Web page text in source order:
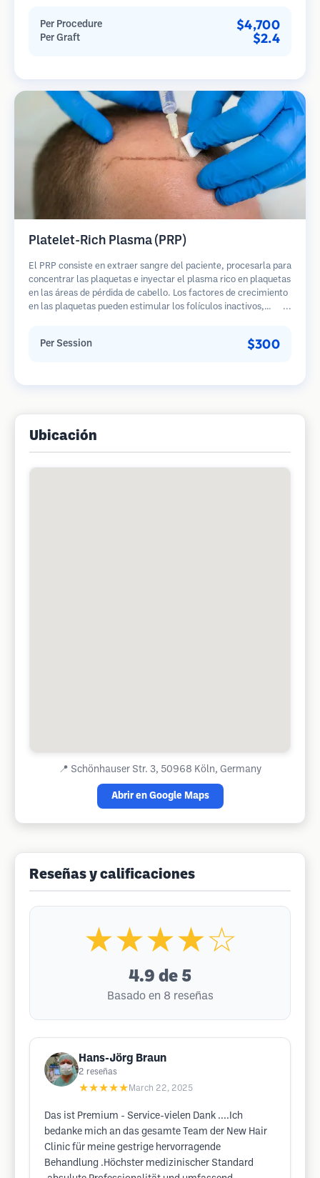
en comparación con los métodos de extracción de tiras.
Per Procedure $4,700
Per Graft $2.4
Platelet-Rich Plasma (PRP)
El PRP consiste en extraer sangre del paciente, procesarla para
concentrar las plaquetas e inyectar el plasma rico en plaquetas
en las áreas de pérdida de cabello. Los factores de crecimiento
en las plaquetas pueden estimular los folículos inactivos,
sesiones.
Per Session $300
Ubicación
📍 Schönhauser Str. 3, 50968 Köln, Germany
Abrir en Google Maps
Reseñas y calificaciones
★★★★☆
4.9 de 5
Basado en 8 reseñas
Hans-Jörg Braun
2 reseñas
★★★★★ March 22, 2025
Das ist Premium - Service-vielen Dank ....Ich
bedanke mich an das gesamte Team der New Hair
Clinic für meine gestrige hervorragende
Behandlung .Höchster medizinischer Standard